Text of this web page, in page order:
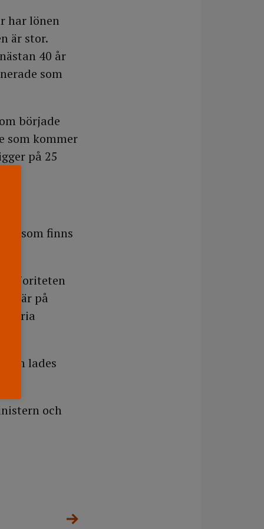
har lönen
är stor.
40 år
som
började
som kommer
på 25
som finns
majoriteten
är på
Maria
lades
och